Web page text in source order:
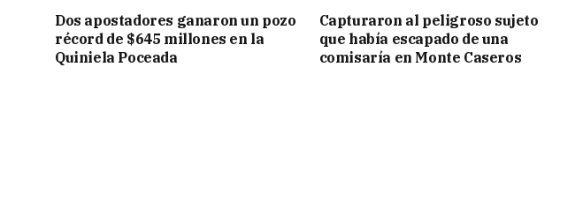
Dos apostadores ganaron un pozo
récord de $645 millones en la
Quiniela Poceada
Capturaron al peligroso sujeto
que había escapado de una
comisaría en Monte Caseros